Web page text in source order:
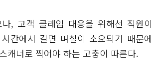
, 고객 클레임 대응을 위해선 직원이
간에서 길면 며칠이 소요되기 때문에
캐너로 찍어야 하는 고충이 따른다.